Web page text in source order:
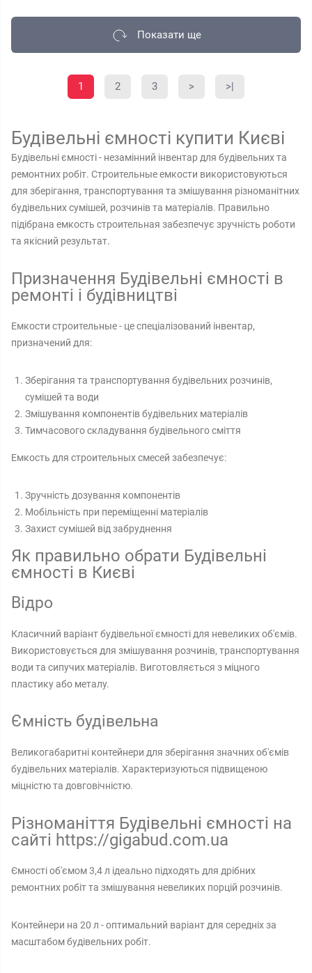
Показати ще
1 2 3 > >|
Будівельні ємності купити Києві
Будівельні ємності - незамінний інвентар для будівельних та
ремонтних робіт. Строительные емкости використовуються
для зберігання, транспортування та змішування різноманітних
будівельних сумішей, розчинів та матеріалів. Правильно
підібрана емкость строительная забезпечує зручність роботи
та якісний результат.
Призначення Будівельні ємності в
ремонті і будівництві
Емкости строительные - це спеціалізований інвентар,
призначений для:
Зберігання та транспортування будівельних розчинів,
сумішей та води
Змішування компонентів будівельних матеріалів
Тимчасового складування будівельного сміття
Емкость для строительных смесей забезпечує:
Зручність дозування компонентів
Мобільність при переміщенні матеріалів
Захист сумішей від забруднення
Як правильно обрати Будівельні
ємності в Києві
Відро
Класичний варіант будівельної ємності для невеликих об'ємів.
Використовується для змішування розчинів, транспортування
води та сипучих матеріалів. Виготовляється з міцного
пластику або металу.
Ємність будівельна
Великогабаритні контейнери для зберігання значних об'ємів
будівельних матеріалів. Характеризуються підвищеною
міцністю та довговічністю.
Різноманіття Будівельні ємності на
сайті https://gigabud.com.ua
Ємності об'ємом 3,4 л ідеально підходять для дрібних
ремонтних робіт та змішування невеликих порцій розчинів.
Контейнери на 20 л - оптимальний варіант для середніх за
масштабом будівельних робіт.